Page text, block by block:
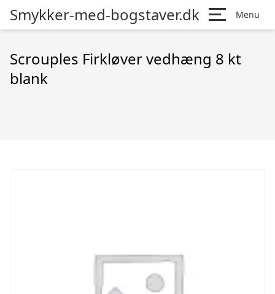
Smykker-med-bogstaver.dk Menu
Scrouples Firkløver vedhæng 8 kt
blank